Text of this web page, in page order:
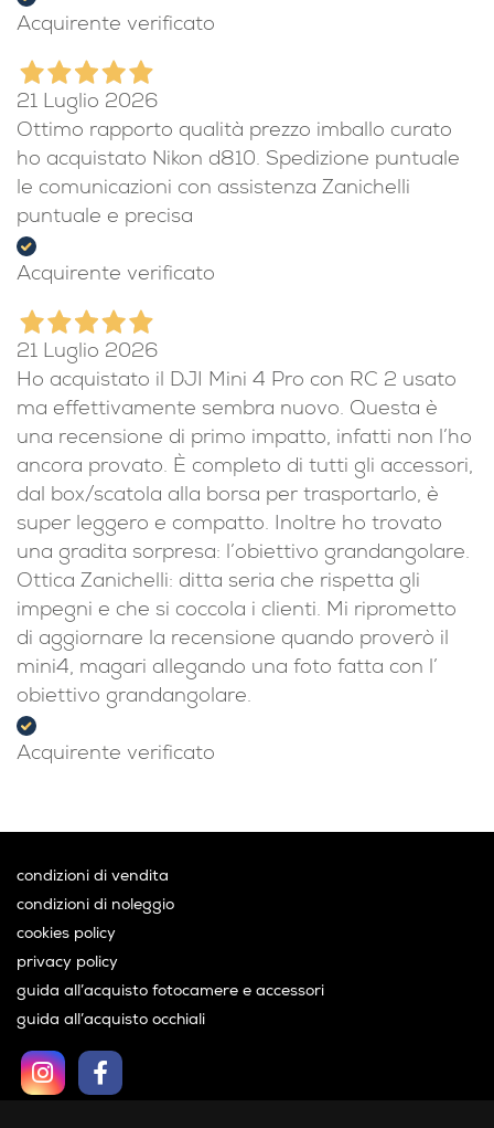
Acquirente verificato
21 Luglio 2026
Ottimo rapporto qualità prezzo imballo curato
ho acquistato Nikon d810. Spedizione puntuale
le comunicazioni con assistenza Zanichelli
puntuale e precisa
Acquirente verificato
21 Luglio 2026
Ho acquistato il DJI Mini 4 Pro con RC 2 usato
ma effettivamente sembra nuovo. Questa è
una recensione di primo impatto, infatti non l’ho
ancora provato. È completo di tutti gli accessori,
dal box/scatola alla borsa per trasportarlo, è
super leggero e compatto. Inoltre ho trovato
una gradita sorpresa: l’obiettivo grandangolare.
Ottica Zanichelli: ditta seria che rispetta gli
impegni e che si coccola i clienti. Mi riprometto
di aggiornare la recensione quando proverò il
mini4, magari allegando una foto fatta con l’
obiettivo grandangolare.
Acquirente verificato
condizioni di vendita
condizioni di noleggio
cookies policy
privacy policy
guida all’acquisto fotocamere e accessori
guida all’acquisto occhiali